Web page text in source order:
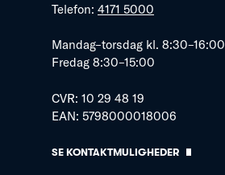
Telefon: 4171 5000
Mandag–torsdag kl. 8:30–16:00
Fredag 8:30–15:00
CVR: 10 29 48 19
EAN: 5798000018006
SE KONTAKTMULIGHEDER